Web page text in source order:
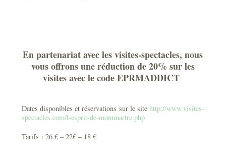
En partenariat avec les visites-spectacles, nous
vous offrons une réduction de 20% sur les
visites avec le code EPRMADDICT
Dates disponibles et réservations sur le sitehttp://www.visites-
spectacles.com/l-esprit-de-montmartre.php
Tarifs : 26 € – 22€ – 18 €